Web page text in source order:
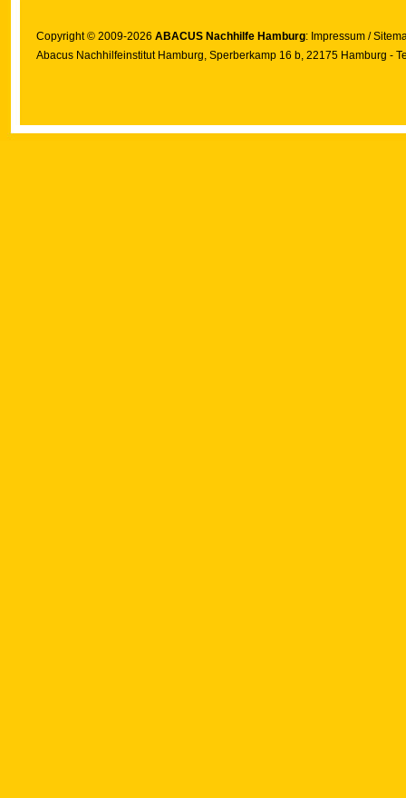
Copyright © 2009-2026 ABACUS Nachhilfe Hamburg: Impressum /
Abacus Nachhilfeinstitut Hamburg, Sperberkamp 16 b, 22175 Hamburg -